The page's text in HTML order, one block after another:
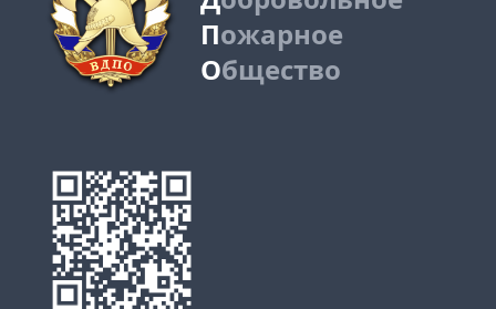
Пожарное
Общество